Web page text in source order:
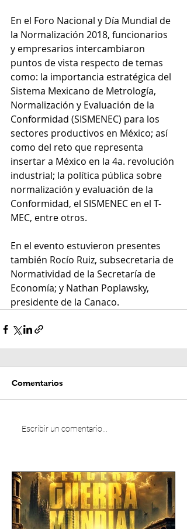
En el Foro Nacional y Día Mundial de
la Normalización 2018, funcionarios
y empresarios intercambiaron
puntos de vista respecto de temas
como: la importancia estratégica del
Sistema Mexicano de Metrología,
Normalización y Evaluación de la
Conformidad (SISMENEC) para los
sectores productivos en México; así
como del reto que representa
insertar a México en la 4a. revolución
industrial; la política pública sobre
normalización y evaluación de la
Conformidad, el SISMENEC en el T-
MEC, entre otros.
En el evento estuvieron presentes
también Rocío Ruiz, subsecretaria de
Normatividad de la Secretaría de
Economía; y Nathan Poplawsky,
presidente de la Canaco.
Comentarios
Escribir un comentario...